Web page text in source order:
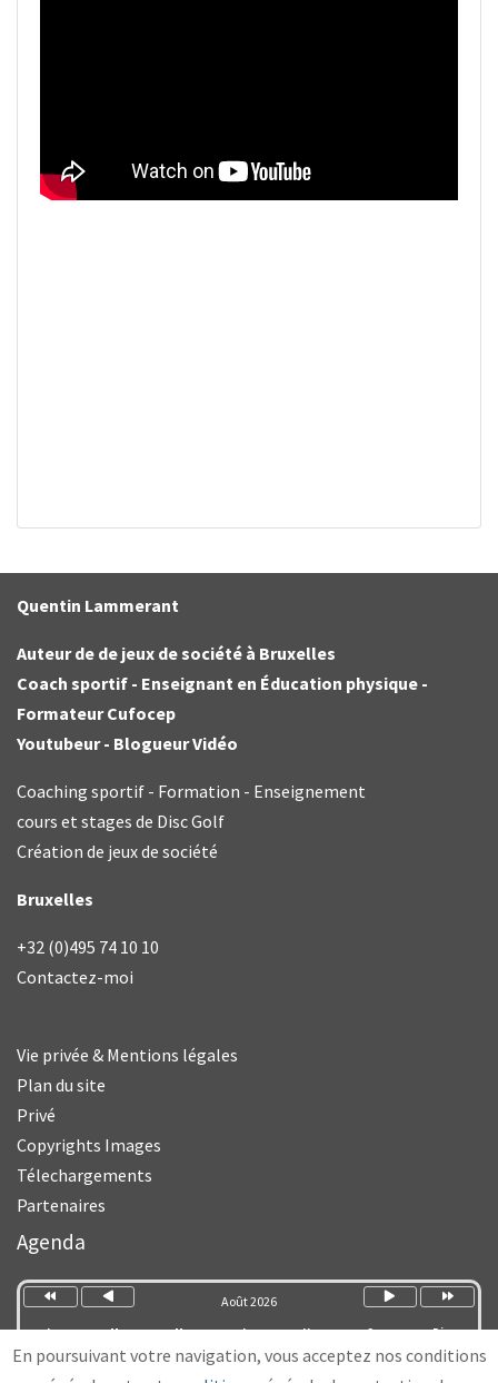
Quentin Lammerant
Auteur de de jeux de société à Bruxelles
Coach sportif - Enseignant en Éducation physique -
Formateur Cufocep
Youtubeur - Blogueur Vidéo
Coaching sportif - Formation - Enseignement
cours et stages de Disc Golf
Création de jeux de société
Bruxelles
+32 (0)495 74 10 10
Contactez-moi
Vie privée & Mentions légales
Plan du site
Privé
Copyrights Images
Télechargements
Partenaires
Agenda
Année
Mois
Août 2026
Lun Mar Mer Jeu Ven Sam
Dim
1
2
En poursuivant votre navigation, vous acceptez nos conditions